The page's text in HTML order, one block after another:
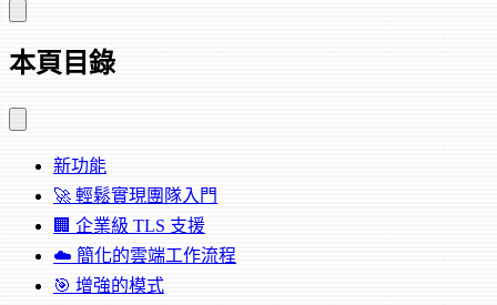
本頁目錄
新功能
🚀 輕鬆實現團隊入門
🏢 企業級 TLS 支援
☁️ 簡化的雲端工作流程
🎯 增強的模式